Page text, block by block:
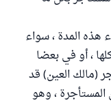
هذه المدة ، سواء
، أو في بعضا
(مالك العين) قد
المستأجرة ، وهو